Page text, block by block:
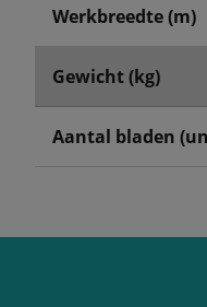
Werkbreedte (m)
Gewicht (kg)
Aantal bladen